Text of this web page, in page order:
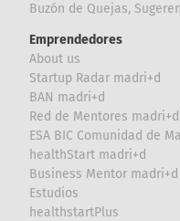
Buzón de Quejas,
Emprendedores
About us
Startup Radar madri+d
BAN madri+d
Red de Mentores madri+d
ESA BIC Comunidad de
healthStart madri+d
Business Mentor madri+d
Estudios
healthstartPlus